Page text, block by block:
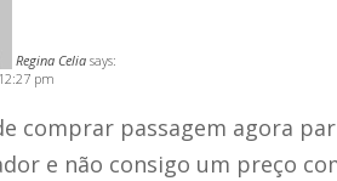
Regina Celia says:
pm
comprar passagem agora
e não consigo um preço